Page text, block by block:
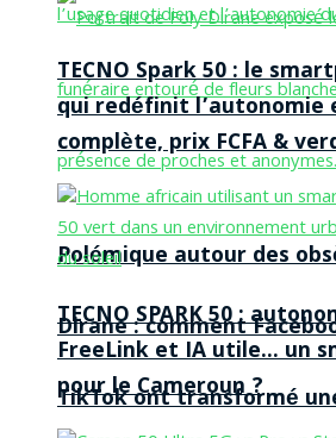
Polémique autour des
Dirane : comment
TikTok ont transformé
TECNO Spark 50 : le
qui redéfinit l’autonomie
complète, prix FCFA &
TECNO SPARK 50 :
FreeLink et IA utile… un
pour le Cameroun ?